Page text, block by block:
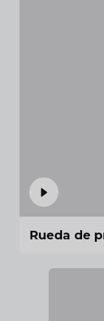
Rueda de